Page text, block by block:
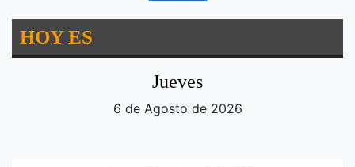
HOY ES
Jueves
6 de Agosto de 2026